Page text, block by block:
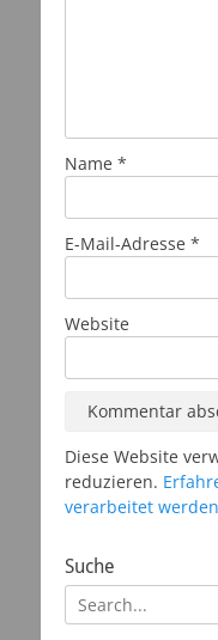
Name *
E-Mail-Adresse *
Website
Diese Website
reduzieren.
verarbeitet
Suche
Suchen
nach: